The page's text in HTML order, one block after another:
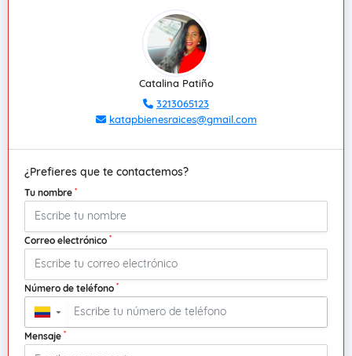
Catalina Patiño
3213065123
katapbienesraices@gmail.com
¿Prefieres que te contactemos?
Tu nombre *
Correo electrónico *
Número de teléfono *
▼
Mensaje *